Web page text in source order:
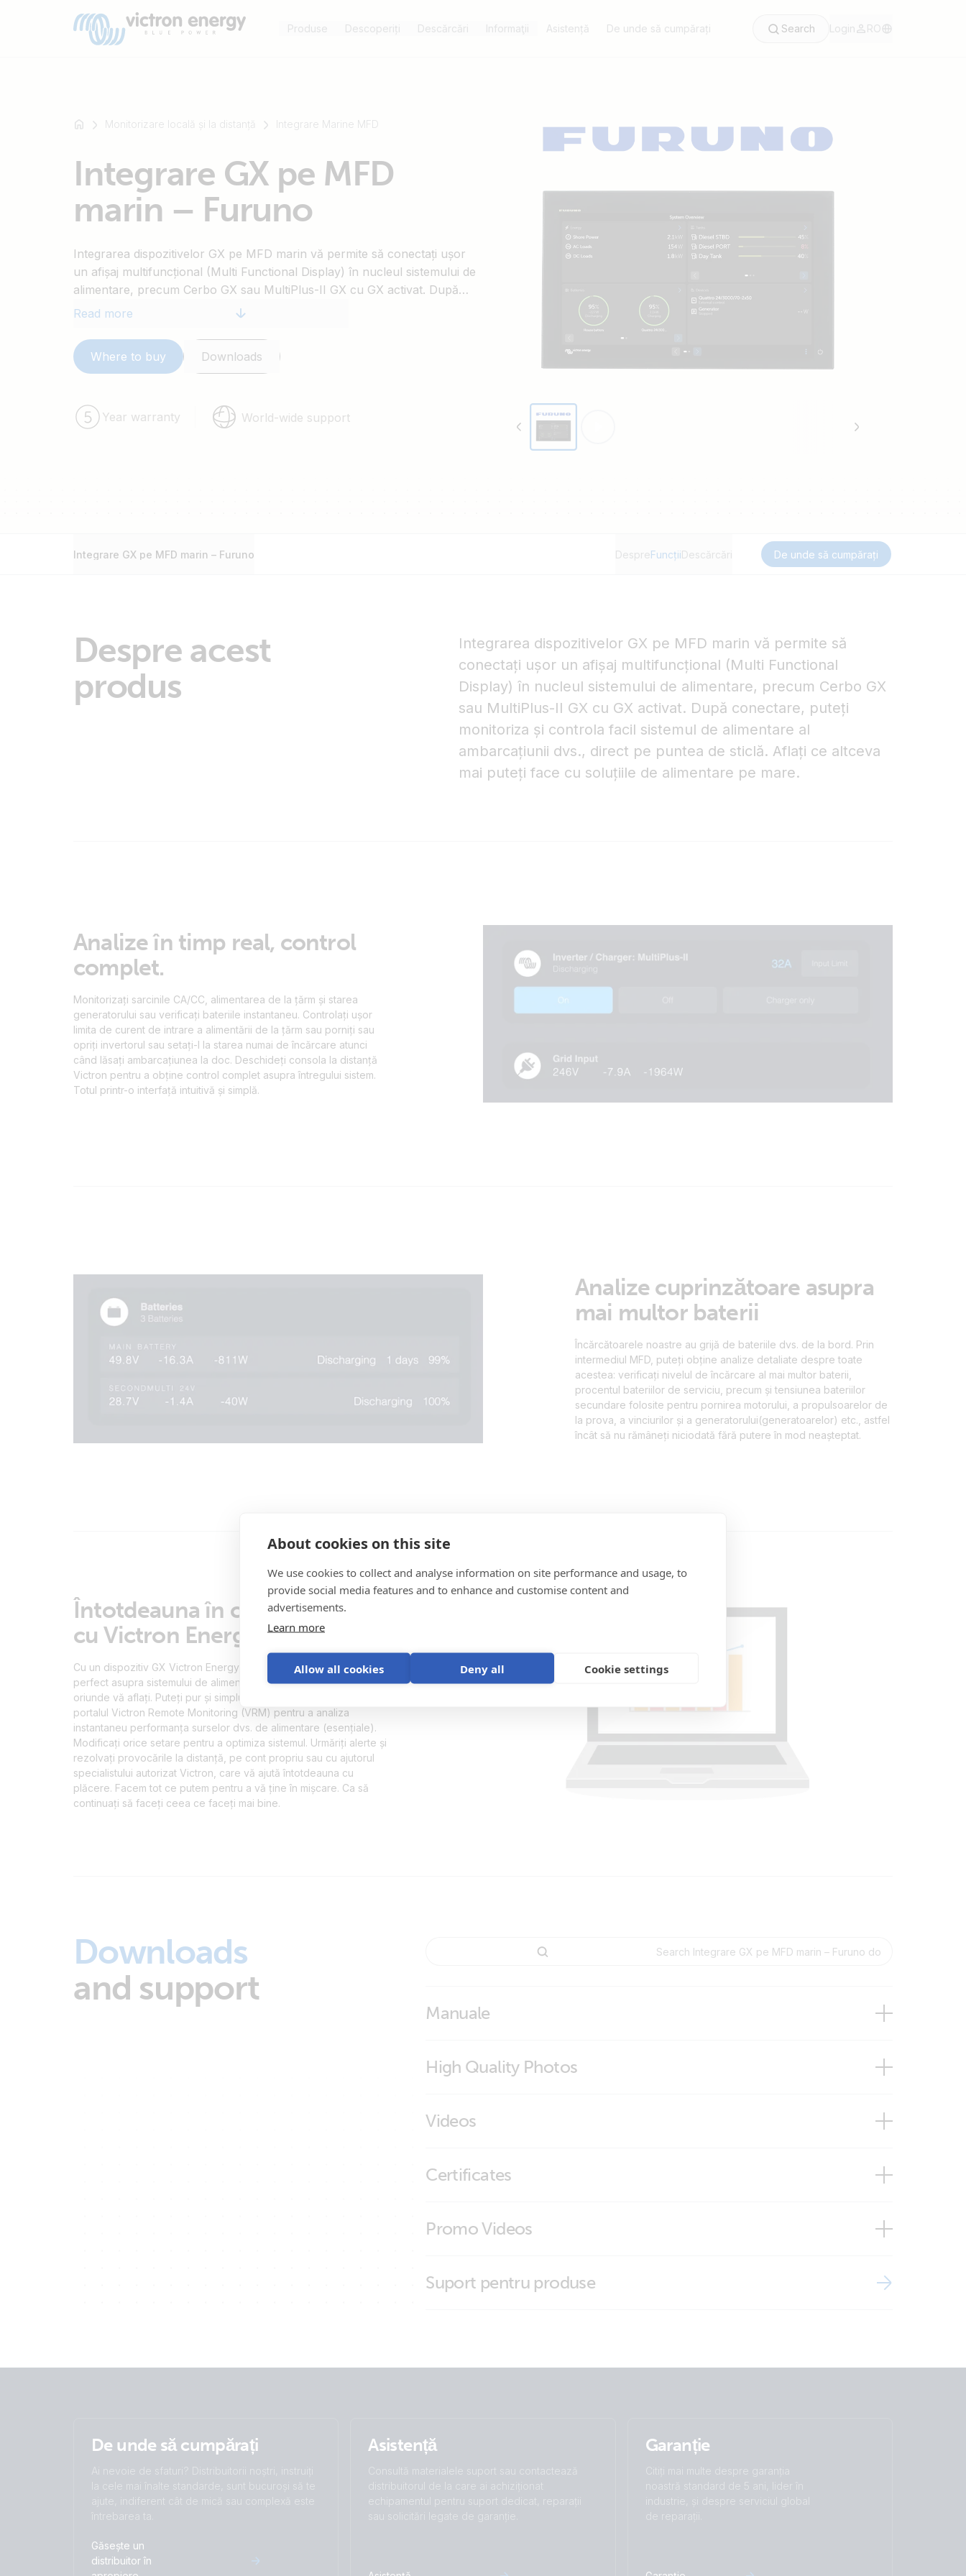
About cookies on this site
We use cookies to collect and analyse information on site performance and usage, to
provide social media features and to enhance and customise content and
advertisements.
Learn more
Allow all cookies Deny all Cookie settings
Produse Descoperiți Descărcări Informaţii Asistență De unde să cumpărați Search Login RO
Monitorizare locală și la distanță Integrare Marine MFD
Integrare GX pe MFD
marin – Furuno
Integrarea dispozitivelor GX pe MFD marin vă permite să conectați ușor
un afișaj multifuncțional (Multi Functional Display) în nucleul sistemului de
alimentare, precum Cerbo GX sau MultiPlus-II GX cu GX activat. După
conectare, puteți monitoriza și controla facil sistemul de alimentare al
face cu soluțiile de alimentare pe mare.
Read more
Where to buy Downloads
Year warranty World-wide support
Integrare GX pe MFD marin – Furuno DespreFuncțiiDescărcări De unde să cumpărați
Despre acest
produs
Integrarea dispozitivelor GX pe MFD marin vă permite să
conectați ușor un afișaj multifuncțional (Multi Functional
Display) în nucleul sistemului de alimentare, precum Cerbo GX
sau MultiPlus-II GX cu GX activat. După conectare, puteți
monitoriza și controla facil sistemul de alimentare al
ambarcațiunii dvs., direct pe puntea de sticlă. Aflați ce altceva
mai puteți face cu soluțiile de alimentare pe mare.
Analize în timp real, control
complet.
Monitorizați sarcinile CA/CC, alimentarea de la țărm și starea
generatorului sau verificați bateriile instantaneu. Controlați ușor
limita de curent de intrare a alimentării de la țărm sau porniți sau
opriți invertorul sau setați-l la starea numai de încărcare atunci
când lăsați ambarcațiunea la doc. Deschideți consola la distanță
Victron pentru a obține control complet asupra întregului sistem.
Totul printr-o interfață intuitivă și simplă.
Analize cuprinzătoare asupra
mai multor baterii
Încărcătoarele noastre au grijă de bateriile dvs. de la bord. Prin
intermediul MFD, puteți obține analize detaliate despre toate
acestea: verificați nivelul de încărcare al mai multor baterii,
procentul bateriilor de serviciu, precum și tensiunea bateriilor
secundare folosite pentru pornirea motorului, a propulsoarelor de
la prova, a vinciurilor și a generatorului(generatoarelor) etc., astfel
încât să nu rămâneți niciodată fără putere în mod neașteptat.
Întotdeauna în control perfect
cu Victron Energy
Cu un dispozitiv GX Victron Energy, aveți întotdeauna control
perfect asupra sistemului de alimentare al ambarcațiunii dvs.,
oriunde vă aflați. Puteți pur și simplu utiliza VictronConnect sau
portalul Victron Remote Monitoring (VRM) pentru a analiza
instantaneu performanța surselor dvs. de alimentare (esențiale).
Modificați orice setare pentru a optimiza sistemul. Urmăriți alerte și
rezolvați provocările la distanță, pe cont propriu sau cu ajutorul
specialistului autorizat Victron, care vă ajută întotdeauna cu
plăcere. Facem tot ce putem pentru a vă ține în mișcare. Ca să
continuați să faceți ceea ce faceți mai bine.
Downloads
and support
Manuale
Marine Integration Guide
High Quality Photos
Furuno scherm_right
Videos
Certificates
Promo Videos
Marine MFD app
Suport pentru produse
De unde să cumpărați
Ai nevoie de sfaturi? Distribuitorii noștri, instruiți
la cele mai înalte standarde, sunt bucuroși să te
ajute, indiferent cât de mică sau complexă este
întrebarea ta.
Găsește un
distribuitor în
Asistență
Consultă materialele suport sau contactează
distribuitorul de la care ai achiziționat
echipamentul pentru suport dedicat, reparații
sau solicitări legate de garanție.
Garanție
Citiți mai multe despre garanția
noastră standard de 5 ani, lider în
industrie, și despre serviciul global
de reparații.